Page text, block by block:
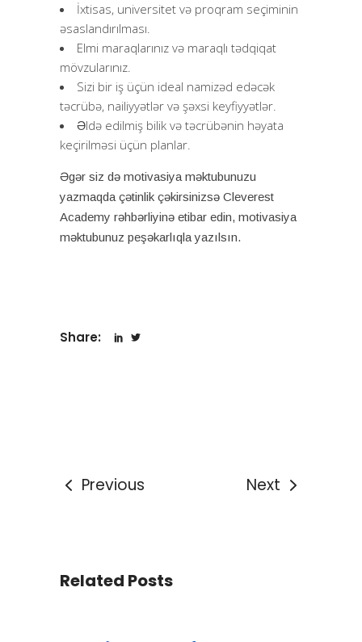
İxtisas, universitet və proqram seçiminin
əsaslandırılması.
Elmi maraqlarınız və maraqlı tədqiqat
mövzularınız.
Sizi bir iş üçün ideal namizəd edəcək
təcrübə, nailiyyətlər və şəxsi keyfiyyətlər.
Əldə edilmiş bilik və təcrübənin həyata
keçirilməsi üçün planlar.
Əgər siz də motivasiya məktubunuzu
yazmaqda çətinlik çəkirsinizsə Cleverest
Academy rəhbərliyinə etibar edin, motivasiya
məktubunuz peşəkarlıqla yazılsın.
Share:
Previous Next
Related Posts